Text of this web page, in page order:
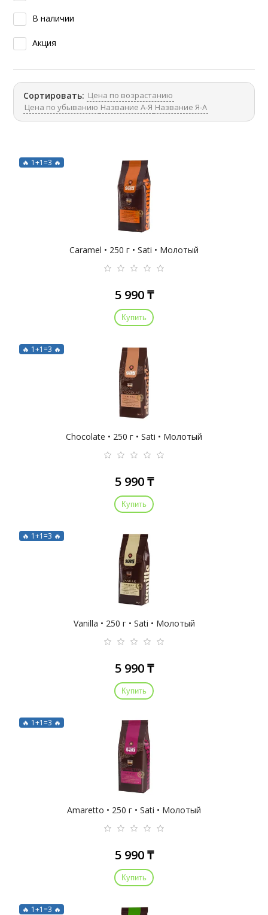
В наличии
Акция
Сортировать: Цена по возрастанию
Цена по убыванию Название А-Я Название Я-А
🔥 1+1=3 🔥
Caramel • 250 г • Sati • Молотый
5 990 ₸
Купить
🔥 1+1=3 🔥
Chocolate • 250 г • Sati • Молотый
5 990 ₸
Купить
🔥 1+1=3 🔥
Vanilla • 250 г • Sati • Молотый
5 990 ₸
Купить
🔥 1+1=3 🔥
Amaretto • 250 г • Sati • Молотый
5 990 ₸
Купить
🔥 1+1=3 🔥